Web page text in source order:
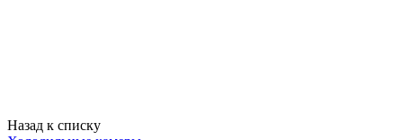
Назад к списку